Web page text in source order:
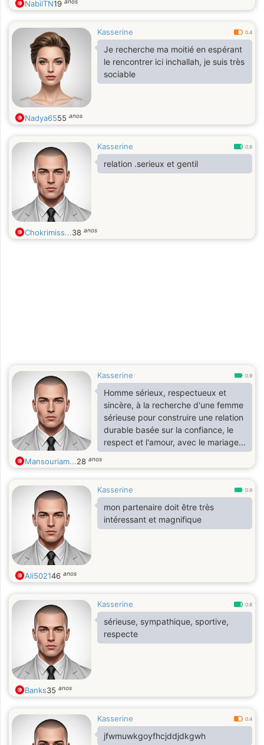
NabilTN19
Kasserine 0.4
Je recherche ma moitié en espérant
le rencontrer ici inchallah, je suis très
sociable
Nadya6555 anos
Kasserine 0.8
relation .serieux et gentil
Chokrimiss...38 anos
Kasserine 0.9
Homme sérieux, respectueux et
sincère, à la recherche d'une femme
sérieuse pour construire une relation
durable basée sur la confiance, le
respect et l'amour, avec le mariage
comme objectif.
Mansouriam...28 anos
Kasserine 0.9
mon partenaire doit être très
intéressant et magnifique
Ali502146 anos
Kasserine 0.8
sérieuse, sympathique, sportive,
respecte
Banks35 anos
Kasserine 0.4
jfwmuwkgoyfhcjddjdkgwh